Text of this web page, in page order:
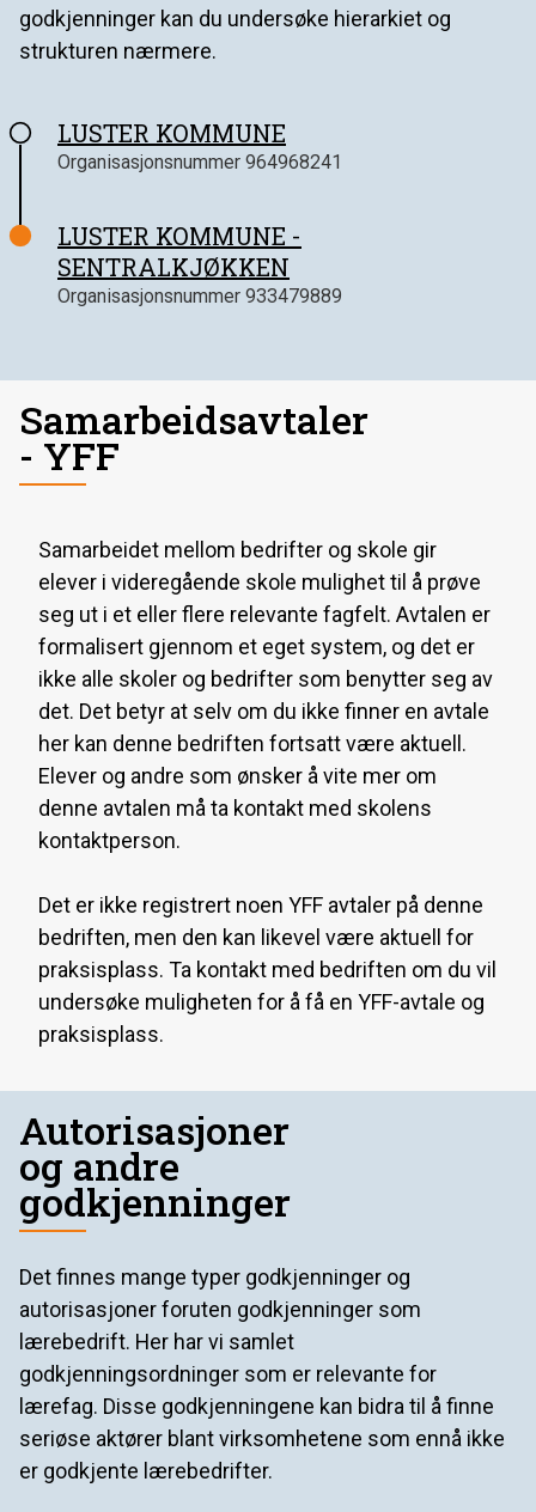
godkjenninger kan du undersøke hierarkiet og
strukturen nærmere.
LUSTER KOMMUNE
Organisasjonsnummer 964968241
LUSTER KOMMUNE -
SENTRALKJØKKEN
Organisasjonsnummer 933479889
Samarbeidsavtaler
- YFF
Samarbeidet mellom bedrifter og skole gir
elever i videregående skole mulighet til å prøve
seg ut i et eller flere relevante fagfelt. Avtalen er
formalisert gjennom et eget system, og det er
ikke alle skoler og bedrifter som benytter seg av
det. Det betyr at selv om du ikke finner en avtale
her kan denne bedriften fortsatt være aktuell.
Elever og andre som ønsker å vite mer om
denne avtalen må ta kontakt med skolens
kontaktperson.
Det er ikke registrert noen YFF avtaler på denne
bedriften, men den kan likevel være aktuell for
praksisplass. Ta kontakt med bedriften om du vil
undersøke muligheten for å få en YFF-avtale og
praksisplass.
Autorisasjoner
og andre
godkjenninger
Det finnes mange typer godkjenninger og
autorisasjoner foruten godkjenninger som
lærebedrift. Her har vi samlet
godkjenningsordninger som er relevante for
lærefag. Disse godkjenningene kan bidra til å finne
seriøse aktører blant virksomhetene som ennå ikke
er godkjente lærebedrifter.